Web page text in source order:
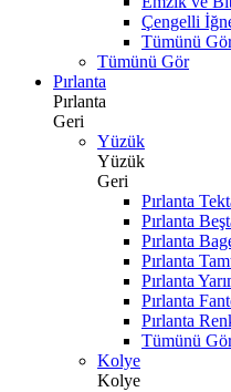
Çengelli
Tümünü
Tümünü Gör
Pırlanta
Pırlanta
Geri
Yüzük
Yüzük
Geri
Pırlanta
Pırlanta
Pırlanta
Pırlanta
Pırlanta
Pırlanta
Pırlanta
Tümünü
Kolye
Kolye